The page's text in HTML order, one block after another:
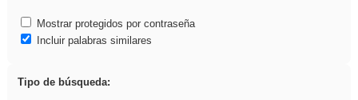
Mostrar protegidos por contraseña
Incluir palabras similares
Tipo de búsqueda: